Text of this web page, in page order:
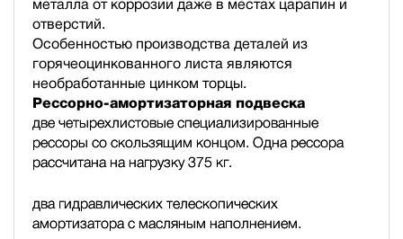
металла от коррозии даже в местах царапин и
отверстий.
Особенностью производства деталей из
горячеоцинкованного листа являются
необработанные цинком торцы.
Рессорно-амортизаторная подвеска
две четырехлистовые специализированные
рессоры со скользящим концом. Одна рессора
рассчитана на нагрузку 375 кг.
два гидравлических телескопических
амортизатора с масляным наполнением.